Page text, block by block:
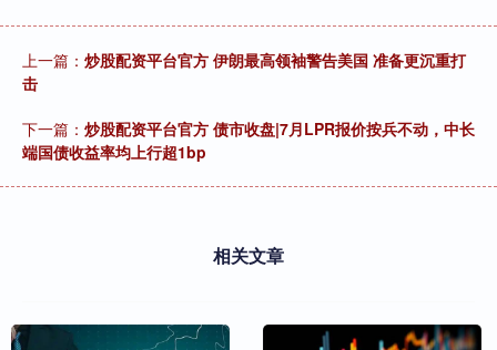
上一篇： 炒股配资平台官方 伊朗最高领袖警告美国 准备更沉重打
击
下一篇： 炒股配资平台官方 债市收盘|7月LPR报价按兵不动，中长
端国债收益率均上行超1bp
相关文章